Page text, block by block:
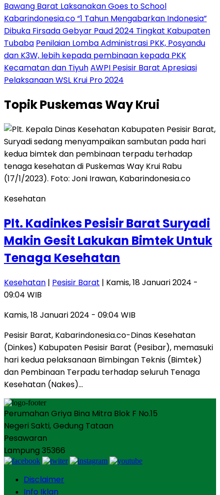
Bawang Barat Laksanakan Goes to School
Kabarindonesia.co “1 Tahun Mengabarkan Indonesia”
Dibuka Firsada Gebyar Paud 2024 Tingkat Kabupaten
Tubaba Penilaian Lomba Administrasi PKK, Posyandu
dan K3W, lebih kepada pembinaan kepada PKK
Kecamatan dan TiyuhAWPI Pesisir Barat Apresiasi
Pelaksanaan WSL Krui Pro 2024
TopikPuskemas Way Krui
Kesehatan
Plt. Kadinkes Pesisir Barat Suryadi
Makin Gesit Lakukan Bimtek Untuk
Tenaga Kesehatan
Kesehatan | Pesisir Barat | Kamis, 18 Januari 2024 -
09:04 WIB
Kamis, 18 Januari 2024 - 09:04 WIB
Pesisir Barat, Kabarindonesia.co-Dinas Kesehatan
(Dinkes) Kabupaten Pesisir Barat (Pesibar), memasuki
hari kedua pelaksanaan Bimbingan Teknis (Bimtek)
dan Pembinaan Terpadu terhadap seluruh Tenaga
Kesehatan (Nakes)…
Perumahan Griya Bina Mitra Blok F No.15
Negeri Sakti, Gedung Tataan
Pesawaran
Lampung 35366
Disclaimer
Info Iklan